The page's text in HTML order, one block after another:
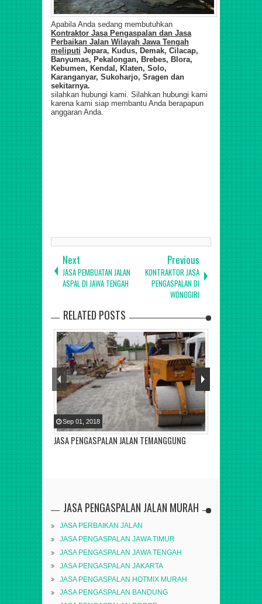
Apabila Anda sedang membutuhkan
Kontraktor Jasa Pengaspalan dan Jasa
Perbaikan Jalan Wilayah Jawa Tengah
meliputi Jepara, Kudus, Demak, Cilacap,
Banyumas, Pekalongan, Brebes, Blora,
Kebumen, Kendal, Klaten, Solo,
Karanganyar, Sukoharjo, Sragen dan
sekitarnya.
silahkan hubungi kami. Silahkan hubungi kami
karena kami siap membantu Anda berapapun
anggaran Anda.
Next
JASA PEMBUATAN JALAN
ASPAL DI JAWA TENGAH
Previous
KONTRAKTOR JASA
PENGASPALAN DI
WONOGIRI
RELATED POSTS
JASA PENGASPALAN JALAN TEMANGGUNG
Sep 01 2018
JASA PENGASPALAN JALAN MURAH
JASA PERBAIKAN JALAN
JASA PENGASPALAN JAWA TIMUR
JASA PENGASPALAN JAWA TENGAH
JASA PENGASPALAN JAKARTA
JASA PENGASPALAN HOTMIX MURAH
JASA PENGASPALAN BANDUNG